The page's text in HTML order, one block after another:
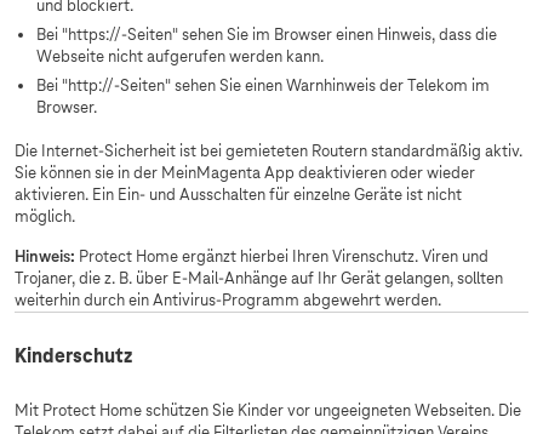
und blockiert.
Bei "https://-Seiten" sehen Sie im Browser einen Hinweis, dass die
Webseite nicht aufgerufen werden kann.
Bei "http://-Seiten" sehen Sie einen Warnhinweis der Telekom im
Browser.
Die Internet-Sicherheit ist bei gemieteten Routern standardmäßig aktiv.
Sie können sie in der MeinMagenta App deaktivieren oder wieder
aktivieren. Ein Ein- und Ausschalten für einzelne Geräte ist nicht
möglich.
Hinweis: Protect Home ergänzt hierbei Ihren Virenschutz. Viren und
Trojaner, die z. B. über E-Mail-Anhänge auf Ihr Gerät gelangen, sollten
weiterhin durch ein Antivirus-Programm abgewehrt werden.
Kinderschutz
Mit Protect Home schützen Sie Kinder vor ungeeigneten Webseiten. Die